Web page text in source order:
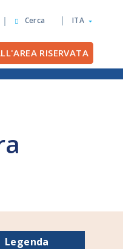
Cerca ITA
RISERVATA
Legenda